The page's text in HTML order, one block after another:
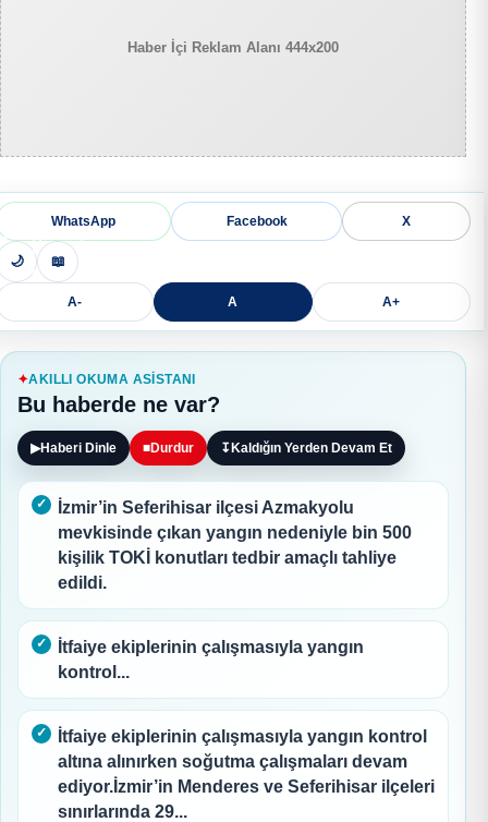
Haber İçi Reklam Alanı 444x200
WhatsApp Facebook X
🌙 📖
A- A A+
AKILLI OKUMA ASISTANI
Bu haberde ne var?
▶Haberi Dinle ■Durdur ↧Kaldığın Yerden Devam Et
İzmir’in Seferihisar ilçesi Azmakyolu
mevkisinde çıkan yangın nedeniyle bin 500
kişilik TOKİ konutları tedbir amaçlı tahliye
edildi.
İtfaiye ekiplerinin çalışmasıyla yangın
kontrol...
İtfaiye ekiplerinin çalışmasıyla yangın kontrol
altına alınırken soğutma çalışmaları devam
ediyor.İzmir’in Menderes ve Seferihisar ilçeleri
sınırlarında 29...